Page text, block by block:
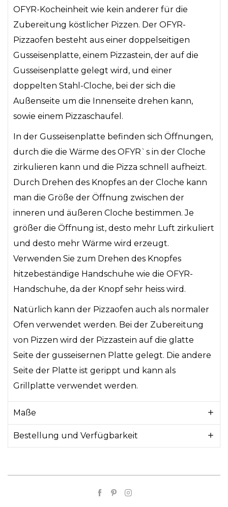
OFYR-Kocheinheit wie kein anderer für die
Zubereitung köstlicher Pizzen. Der OFYR-
Pizzaofen besteht aus einer doppelseitigen
Gusseisenplatte, einem Pizzastein, der auf die
Gusseisenplatte gelegt wird, und einer
doppelten Stahl-Cloche, bei der sich die
Außenseite um die Innenseite drehen kann,
sowie einem Pizzaschaufel.
In der Gusseisenplatte befinden sich Öffnungen,
durch die die Wärme des OFYR`s in der Cloche
zirkulieren kann und die Pizza schnell aufheizt.
Durch Drehen des Knopfes an der Cloche kann
man die Größe der Öffnung zwischen der
inneren und äußeren Cloche bestimmen. Je
größer die Öffnung ist, desto mehr Luft zirkuliert
und desto mehr Wärme wird erzeugt.
Verwenden Sie zum Drehen des Knopfes
hitzebeständige Handschuhe wie die OFYR-
Handschuhe, da der Knopf sehr heiss wird.
Natürlich kann der Pizzaofen auch als normaler
Ofen verwendet werden. Bei der Zubereitung
von Pizzen wird der Pizzastein auf die glatte
Seite der gusseisernen Platte gelegt. Die andere
Seite der Platte ist gerippt und kann als
Grillplatte verwendet werden.
Maße
Bestellung und Verfügbarkeit